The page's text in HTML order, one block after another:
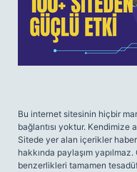
Bu internet sitesinin hiçbir
bağlantısı yoktur. Kendimize
Sitede yer alan içerikler
hakkında paylaşım
benzerlikleri tamamen